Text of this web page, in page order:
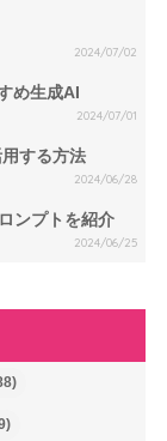
2024/07/02
め生成AI
2024/07/01
する方法
2024/06/28
ンプトを紹介
2024/06/25